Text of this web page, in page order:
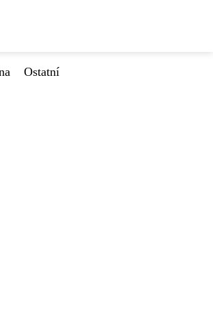
Ostatní